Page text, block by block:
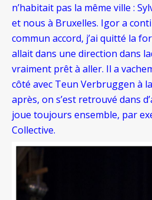
n’habitait pas la même ville :
et nous à Bruxelles. Igor a
commun accord, j’ai quitté la
allait dans une direction dans
vraiment prêt à aller. Il a
côté avec Teun Verbruggen à
après, on s’est retrouvé dans
joue toujours ensemble, par
Collective.